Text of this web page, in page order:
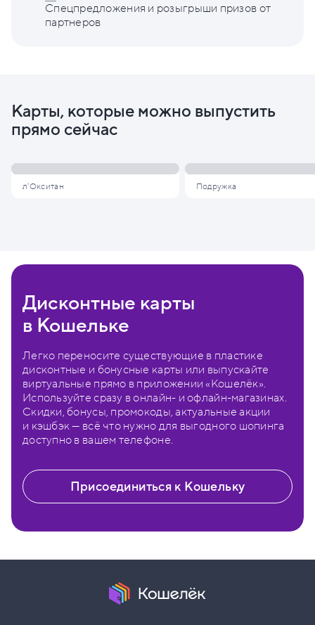
Спецпредложения и розыгрыши призов от
партнеров
Карты, которые можно выпустить
прямо сейчас
л'Окситан Подружка
Дисконтные карты
в Кошельке
Легко переносите существующие в пластике
дисконтные и бонусные карты или выпускайте
виртуальные прямо в приложении «Кошелёк».
Используйте сразу в онлайн- и офлайн-магазинах.
Скидки, бонусы, промокоды, актуальные акции
и кэшбэк — всё что нужно для выгодного шопинга
доступно в вашем телефоне.
Присоединиться к Кошельку